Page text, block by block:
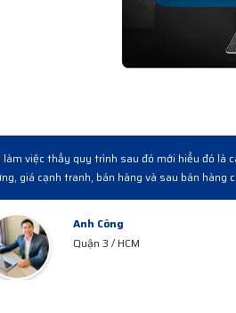
bên này. Làm việc chuyên
nghiệp...